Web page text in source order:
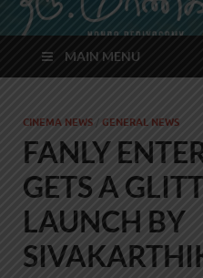
MAIN MENU
CINEMA NEWS / GENERAL NEWS
FANLY
GETS A
LAUNCH BY